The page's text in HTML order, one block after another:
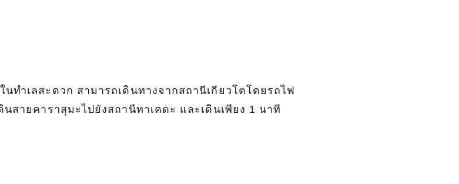
ทำเลสะดวก สามารถเดินทางจากสถานีเกียวโตโดยรถไฟ
สายคาราสุมะไปยังสถานีทาเคดะ และเดินเพียง 1 นาที